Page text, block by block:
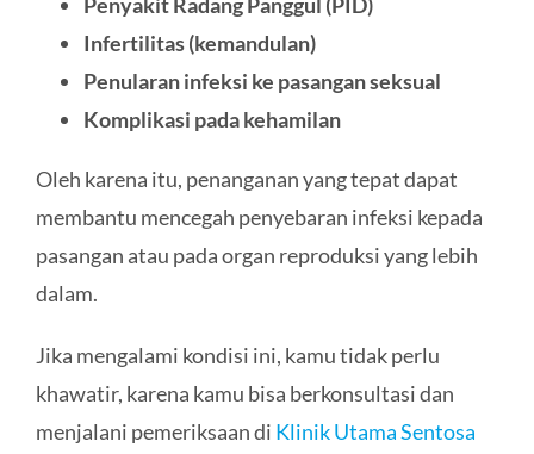
Infertilitas (kemandulan)
Penularan infeksi ke pasangan seksual
Komplikasi pada kehamilan
Oleh karena itu, penanganan yang tepat dapat
membantu mencegah penyebaran infeksi kepada
pasangan atau pada organ reproduksi yang lebih
dalam.
Jika mengalami kondisi ini, kamu tidak perlu
khawatir, karena kamu bisa berkonsultasi dan
menjalani pemeriksaan di Klinik Utama Sentosa